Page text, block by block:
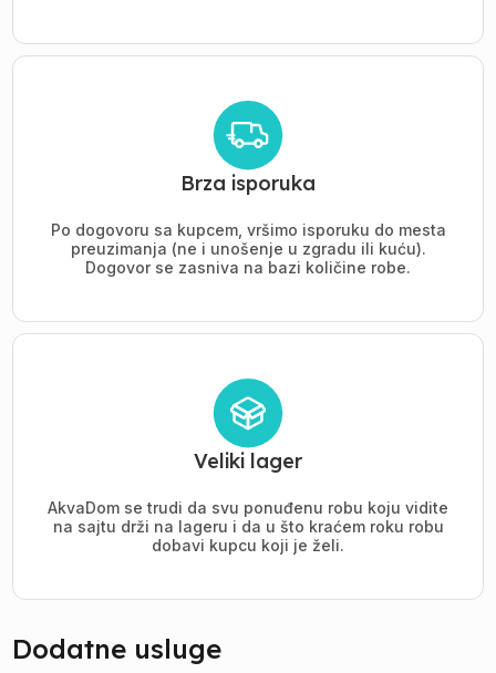
Brza isporuka
Po dogovoru sa kupcem, vršimo isporuku do mesta
preuzimanja (ne i unošenje u zgradu ili kuću).
Dogovor se zasniva na bazi količine robe.
Veliki lager
AkvaDom se trudi da svu ponuđenu robu koju vidite
na sajtu drži na lageru i da u što kraćem roku robu
dobavi kupcu koji je želi.
Dodatne usluge